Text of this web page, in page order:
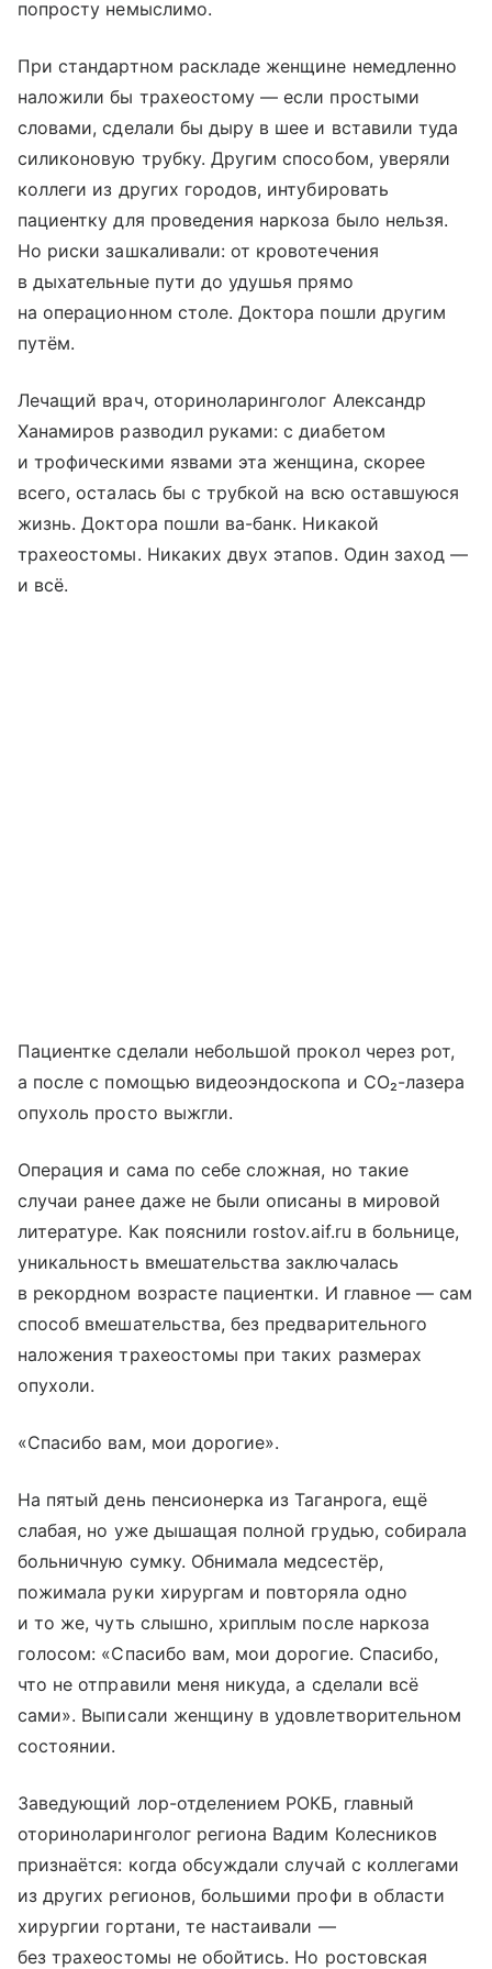
попросту немыслимо.
При стандартном раскладе женщине немедленно
наложили бы трахеостому — если простыми
словами, сделали бы дыру в шее и вставили туда
силиконовую трубку. Другим способом, уверяли
коллеги из других городов, интубировать
пациентку для проведения наркоза было нельзя.
Но риски зашкаливали: от кровотечения
в дыхательные пути до удушья прямо
на операционном столе. Доктора пошли другим
путём.
Лечащий врач, оториноларинголог Александр
Ханамиров разводил руками: с диабетом
и трофическими язвами эта женщина, скорее
всего, осталась бы с трубкой на всю оставшуюся
жизнь. Доктора пошли ва-банк. Никакой
трахеостомы. Никаких двух этапов. Один заход —
и всё.
Пациентке сделали небольшой прокол через рот,
а после с помощью видеоэндоскопа и СО₂-лазера
опухоль просто выжгли.
Операция и сама по себе сложная, но такие
случаи ранее даже не были описаны в мировой
литературе. Как пояснили rostov.aif.ru в больнице,
уникальность вмешательства заключалась
в рекордном возрасте пациентки. И главное — сам
способ вмешательства, без предварительного
наложения трахеостомы при таких размерах
опухоли.
«Спасибо вам, мои дорогие».
На пятый день пенсионерка из Таганрога, ещё
слабая, но уже дышащая полной грудью, собирала
больничную сумку. Обнимала медсестёр,
пожимала руки хирургам и повторяла одно
и то же, чуть слышно, хриплым после наркоза
голосом: «Спасибо вам, мои дорогие. Спасибо,
что не отправили меня никуда, а сделали всё
сами». Выписали женщину в удовлетворительном
состоянии.
Заведующий лор-отделением РОКБ, главный
оториноларинголог региона Вадим Колесников
признаётся: когда обсуждали случай с коллегами
из других регионов, большими профи в области
хирургии гортани, те настаивали —
без трахеостомы не обойтись. Но ростовская